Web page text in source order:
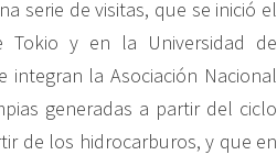
serie de visitas, que se inició el
Tokio y en la Universidad de
integran la Asociación Nacional
generadas a partir del ciclo
de los hidrocarburos, y que en